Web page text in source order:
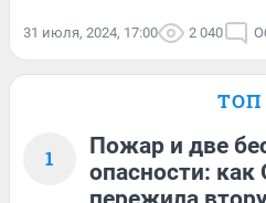
31 июля, 2024, 17:00 2 040
ТОП
1
Пожар и две
опасности: